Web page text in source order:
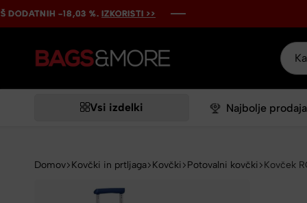
-18,03 %.IZKORISTI >>
-18,03 %.IZKORISTI >>
-18,03 %.IZKORISTI >>
-18,03 %.IZKORISTI >>
-18,03 %.IZKORISTI >>
Vsi izdelki Najbolje
Domov Kovčki in prtljaga Kovčki Potovalni kovčki Kovček